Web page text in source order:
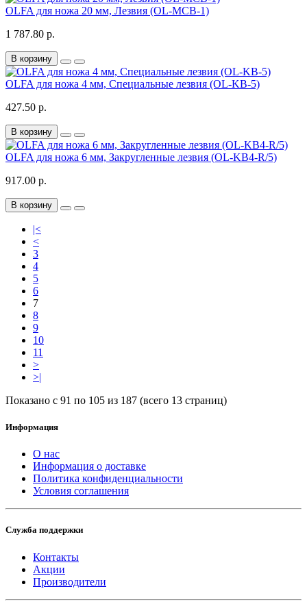
OLFA для ножа 20 мм, Лезвия (OL-MCB-1)
1 787.80 р.
В корзину
OLFA для ножа 4 мм, Специальные лезвия (OL-KB-5)
427.50 р.
В корзину
OLFA для ножа 6 мм, Закругленные лезвия (OL-KB4-R/5)
917.00 р.
В корзину
|<
<
3
4
5
6
7
8
9
10
11
>
>|
Показано с 91 по 105 из 187 (всего 13 страниц)
Информация
О нас
Информация о доставке
Политика конфиденциальности
Условия соглашения
Служба поддержки
Контакты
Акции
Производители